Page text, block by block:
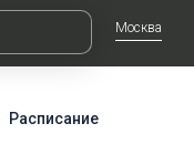
Москва
Расписание